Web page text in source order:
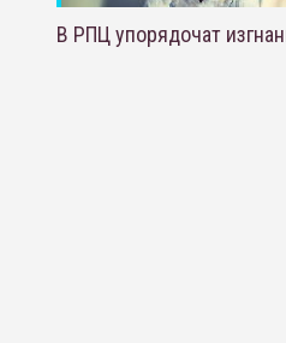
В РПЦ упорядочат